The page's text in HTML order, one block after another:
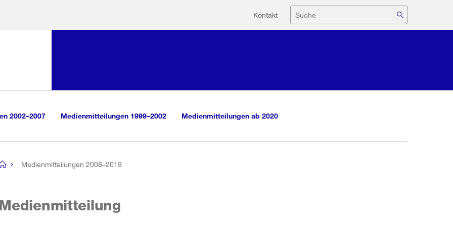
Hilfsnavigation
Kontakt Suche
2002–2007 Medienmitteilungen 1999–2002 Medienmitteilungen ab 2020
Medienmitteilungen 2008–2019